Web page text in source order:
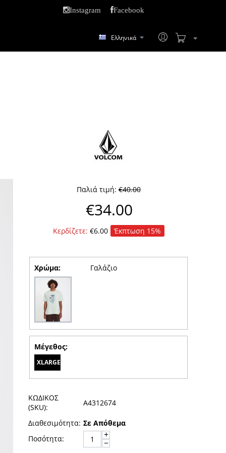
Instagram Facebook
Ελληνικά
Παλιά τιμή:€40.00
€34.00
Κερδίζετε: €6.00 Έκπτωση 15%
Χρώμα: Γαλάζιο
Μέγεθος:
XLARGE
ΚΩΔΙΚΟΣ
(SKU):
A4312674
Διαθεσιμότητα: Σε Απόθεμα
Ποσότητα:
+
−